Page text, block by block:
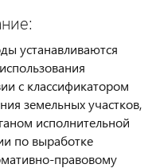
устанавливаются
с классификатором
земельных участков,
исполнительной
по выработке
правовому